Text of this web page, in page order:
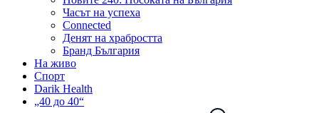
Часът на успеха
Connected
Денят на храбростта
Бранд България
На живо
Спорт
Darik Health
„40 до 40“